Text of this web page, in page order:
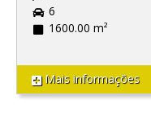
6
1600.00 m²
Mais informações